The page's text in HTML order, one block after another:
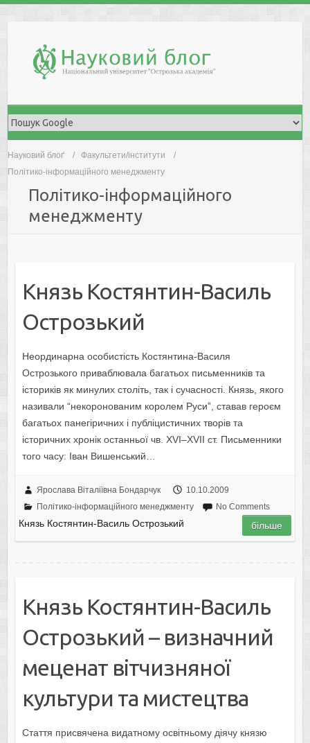
Науковий блоґ
Факультети/інститути
Політико-інформаційного менеджменту
Політико-інформаційного
менеджменту
Князь Костянтин-Василь
Острозький
Неординарна особистість Костянтина-Василя
Острозького приваблювала багатьох письменників та
істориків як минулих століть, так і сучасності. Князь, якого
називали “некоронованим королем Руси”, ставав героєм
багатьох панегіричних і публіцистичних творів та
історичних хронік останньої чв. XVI–XVII ст. Письменники
того часу: Іван Вишенський…
Ярослава Віталіївна Бондарчук
10.10.2009
Політико-інформаційного менеджменту
No Comments
Князь Костянтин-Василь Острозький більше
Князь Костянтин-Василь
Острозький – визначний
меценат вітчизняної
культури та мистецтва
Стаття присвячена видатному освітньому діячу князю